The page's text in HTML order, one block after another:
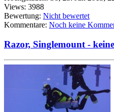
Views: 3988
Bewertung: Nicht bewertet
Kommentare: Noch keine
Razor, Singlemount -